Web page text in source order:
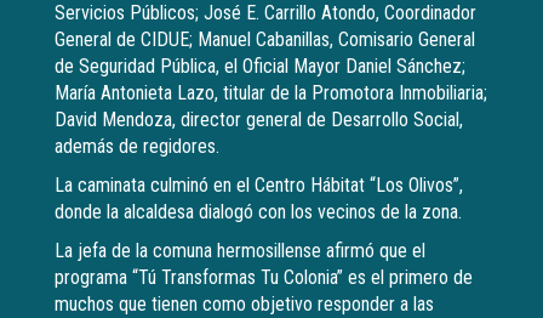
Servicios Públicos; José E. Carrillo Atondo, Coordinador
General de CIDUE; Manuel Cabanillas, Comisario General
de Seguridad Pública, el Oficial Mayor Daniel Sánchez;
María Antonieta Lazo, titular de la Promotora Inmobiliaria;
David Mendoza, director general de Desarrollo Social,
además de regidores.
La caminata culminó en el Centro Hábitat “Los Olivos”,
donde la alcaldesa dialogó con los vecinos de la zona.
La jefa de la comuna hermosillense afirmó que el
programa “Tú Transformas Tu Colonia” es el primero de
muchos que tienen como objetivo responder a las